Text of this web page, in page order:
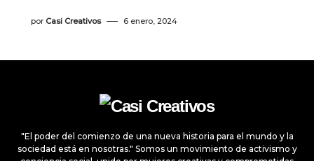
por Casi Creativos 6 enero, 2024
"El poder del comienzo de una nueva historia para el mundo y la
sociedad está en nosotras." Somos un movimiento de activismo y